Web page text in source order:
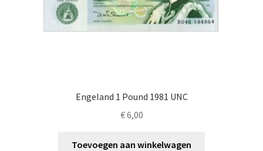
Engeland 1 Pound 1981 UNC
€6,00
Toevoegen aan winkelwagen